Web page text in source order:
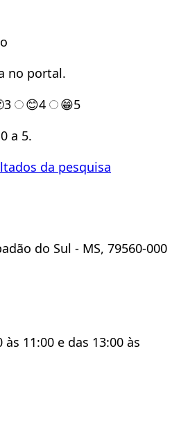
no portal.
3 😊4 😁5
a 5.
da pesquisa
do Sul - MS, 79560-000
11:00 e das 13:00 às